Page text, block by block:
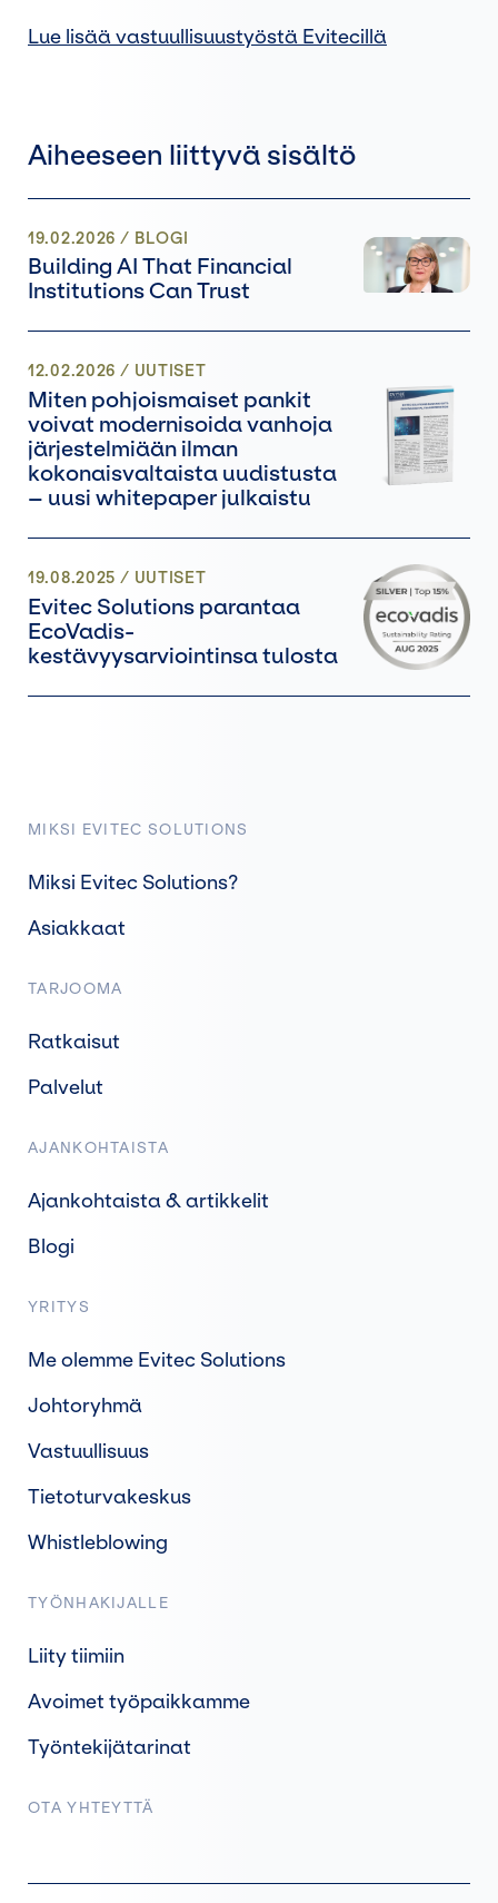
Lue lisää vastuullisuustyöstä Evitecillä
Aiheeseen liittyvä sisältö
19.02.2026 / BLOGI
Building AI That Financial
Institutions Can Trust
12.02.2026 / UUTISET
Miten pohjoismaiset pankit
voivat modernisoida vanhoja
järjestelmiään ilman
kokonaisvaltaista uudistusta
– uusi whitepaper julkaistu
19.08.2025 / UUTISET
Evitec Solutions parantaa
EcoVadis-
kestävyysarviointinsa tulosta
MIKSI EVITEC SOLUTIONS
Miksi Evitec Solutions?
Asiakkaat
TARJOOMA
Ratkaisut
Palvelut
AJANKOHTAISTA
Ajankohtaista & artikkelit
Blogi
YRITYS
Me olemme Evitec Solutions
Johtoryhmä
Vastuullisuus
Tietoturvakeskus
Whistleblowing
TYÖNHAKIJALLE
Liity tiimiin
Avoimet työpaikkamme
Työntekijätarinat
OTA YHTEYTTÄ